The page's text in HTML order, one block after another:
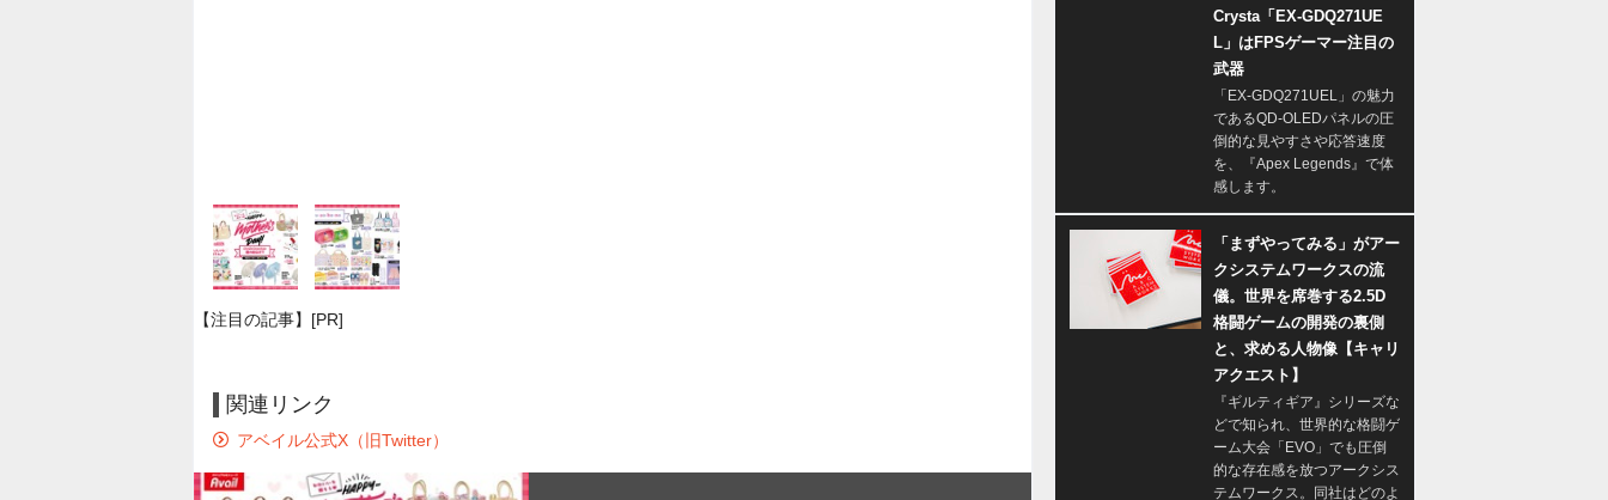
【注目の記事】[PR]
関連リンク
アベイル公式X（旧Twitter）
Crysta「EX-GDQ271UE
L」はFPSゲーマー注目の
武器
「EX-GDQ271UEL」の魅力
であるQD-OLEDパネルの圧
倒的な見やすさや応答速度
を、『Apex Legends』で体
感します。
「まずやってみる」がアー
クシステムワークスの流
儀。世界を席巻する2.5D
格闘ゲームの開発の裏側
と、求める人物像【キャリ
アクエスト】
『ギルティギア』シリーズな
どで知られ、世界的な格闘ゲ
ーム大会「EVO」でも圧倒
的な存在感を放つアークシス
テムワークス。同社はどのよ